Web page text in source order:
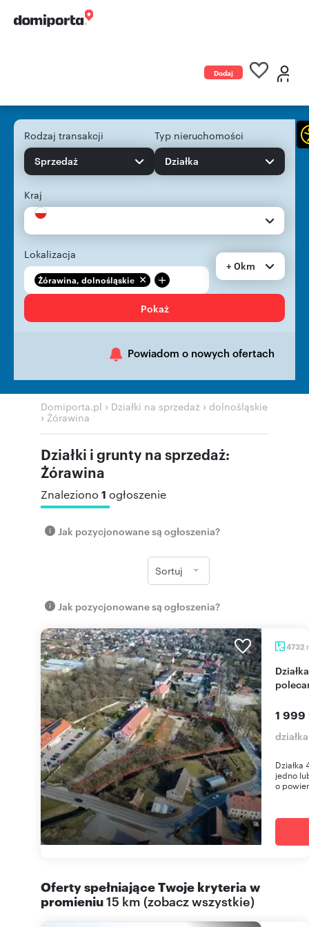
Dodaj
Rodzaj transakcji
Sprzedaż
Typ nieruchomości
Działka
Kraj
Lokalizacja
Żórawina, dolnośląskie +
+ 0km
Pokaż
Powiadom o nowych ofertach
Domiporta.pl › Działki na sprzedaż › dolnośląskie
› Żórawina
Działki i grunty na sprzedaż:
Żórawina
Znaleziono 1 ogłoszenie
Jak pozycjonowane są ogłoszenia?
Sortuj
Jak pozycjonowane są ogłoszenia?
4732
Działka 4736 m² w Żórawinie pod inwestycję -
1 999
jedno
o
Oferty spełniające Twoje kryteria w
promieniu15 km (zobacz wszystkie)